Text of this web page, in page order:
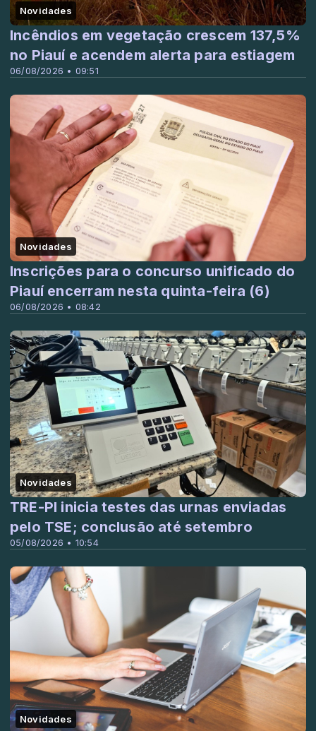
Novidades
06/08/2026 • 09:51
Incêndios em vegetação crescem 137,5%
no Piauí e acendem alerta para estiagem
Novidades
06/08/2026 • 08:42
Inscrições para o concurso unificado do
Piauí encerram nesta quinta-feira (6)
Novidades
05/08/2026 • 10:54
TRE-PI inicia testes das urnas enviadas
pelo TSE; conclusão até setembro
Novidades